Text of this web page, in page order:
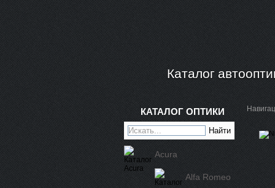
Каталог
КАТАЛОГ ОПТИКИ
Acura
Alfa Romeo